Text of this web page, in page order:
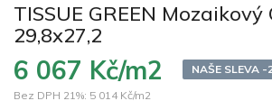
TISSUE GREEN Mozaikový
29,8x27,2
6 067 Kč/m2
NAŠE SLEVA -
Bez DPH 21%: 5 014 Kč/m2